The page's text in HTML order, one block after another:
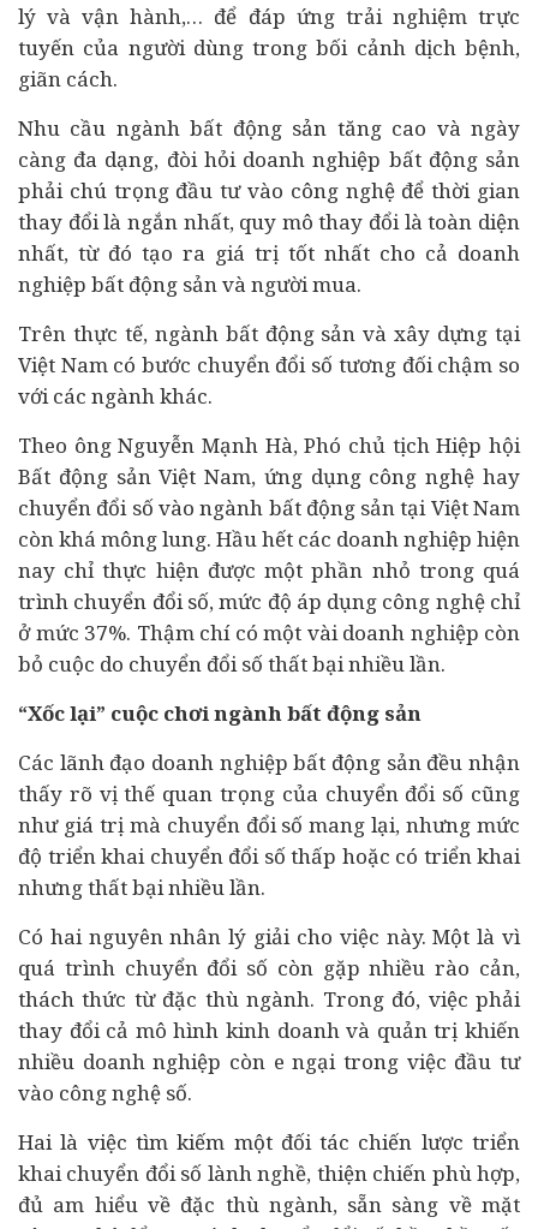
lý và vận hành,… để đáp ứng trải nghiệm trực
tuyến của người dùng trong bối cảnh dịch bệnh,
giãn cách.
Nhu cầu ngành bất động sản tăng cao và ngày
càng đa dạng, đòi hỏi doanh nghiệp bất động sản
phải chú trọng đầu tư vào công nghệ để thời gian
thay đổi là ngắn nhất, quy mô thay đổi là toàn diện
nhất, từ đó tạo ra giá trị tốt nhất cho cả doanh
nghiệp bất động sản và người mua.
Trên thực tế, ngành bất động sản và xây dựng tại
Việt Nam có bước chuyển đổi số tương đối chậm so
với các ngành khác.
Theo ông Nguyễn Mạnh Hà, Phó chủ tịch Hiệp hội
Bất động sản Việt Nam, ứng dụng công nghệ hay
chuyển đổi số vào ngành bất động sản tại Việt Nam
còn khá mông lung. Hầu hết các doanh nghiệp hiện
nay chỉ thực hiện được một phần nhỏ trong quá
trình chuyển đổi số, mức độ áp dụng công nghệ chỉ
ở mức 37%. Thậm chí có một vài doanh nghiệp còn
bỏ cuộc do chuyển đổi số thất bại nhiều lần.
“Xốc lại” cuộc chơi ngành bất động sản
Các lãnh đạo doanh nghiệp bất động sản đều nhận
thấy rõ vị thế quan trọng của chuyển đổi số cũng
như giá trị mà chuyển đổi số mang lại, nhưng mức
độ triển khai chuyển đổi số thấp hoặc có triển khai
nhưng thất bại nhiều lần.
Có hai nguyên nhân lý giải cho việc này. Một là vì
quá trình chuyển đổi số còn gặp nhiều rào cản,
thách thức từ đặc thù ngành. Trong đó, việc phải
thay đổi cả mô hình kinh doanh và quản trị khiến
nhiều doanh nghiệp còn e ngại trong việc đầu tư
vào công nghệ số.
Hai là việc tìm kiếm một đối tác chiến lược triển
khai chuyển đổi số lành nghề, thiện chiến phù hợp,
đủ am hiểu về đặc thù ngành, sẵn sàng về mặt